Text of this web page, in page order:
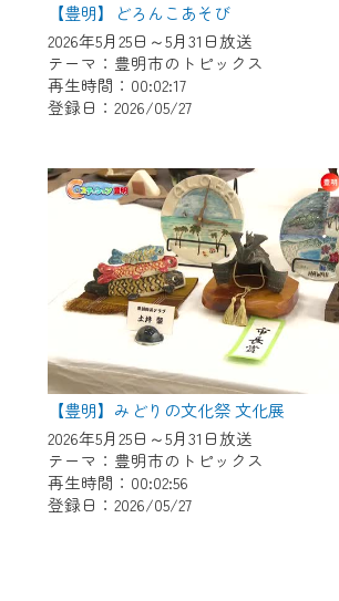
【豊明】どろんこあそび
2026年5月25日～5月31日放送
テーマ：豊明市のトピックス
再生時間：00:02:17
登録日：2026/05/27
【豊明】みどりの文化祭 文化展
2026年5月25日～5月31日放送
テーマ：豊明市のトピックス
再生時間：00:02:56
登録日：2026/05/27